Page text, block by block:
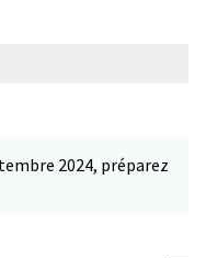
2024, préparez